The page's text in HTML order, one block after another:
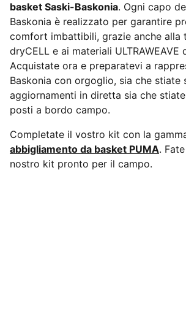
basket Saski-Baskonia. Ogni capo
Baskonia è realizzato per garantire
comfort imbattibili, grazie anche alla
dryCELL e ai materiali ULTRAWEAVE
Acquistate ora e preparatevi a
Baskonia con orgoglio, sia che stiate
aggiornamenti in diretta sia che
posti a bordo campo.
Completate il vostro kit con la
abbigliamento da basket PUMA.
nostro kit pronto per il campo.